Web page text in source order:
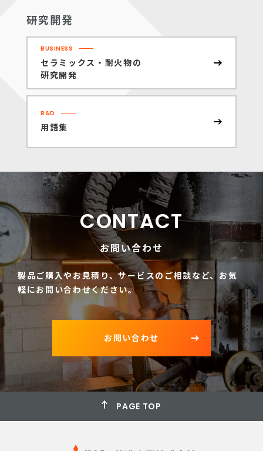
研究開発
BUSINESS
セラミックス・耐火物の
研究開発
R&D
用語集
CONTACT
お問い合わせ
製品ご購入やお見積り、サービスのご相談など、 お気
軽にお問い合わせください。
お問い合わせ
PAGE TOP